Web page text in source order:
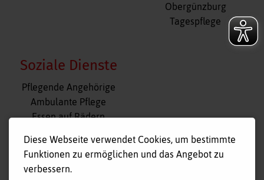
Obergünzburg
Tagespflege
Soziale Dienste
Navigation
überspringen
Pflegende Angehörige
Ambulante Pflege
Essen auf Rädern
Tagespflege
Hausnotruf
Diese Webseite verwendet Cookies, um bestimmte
Funktionen zu ermöglichen und das Angebot zu
verbessern.